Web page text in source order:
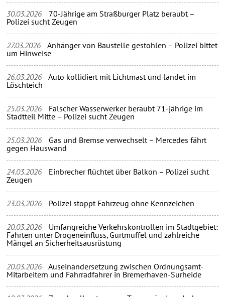
30.03.2026
70-Jährige am Straßburger Platz beraubt –
Polizei sucht Zeugen
27.03.2026
Anhänger von Baustelle gestohlen – Polizei bittet
um Hinweise
26.03.2026
Auto kollidiert mit Lichtmast und landet im
Löschteich
25.03.2026
Falscher Wasserwerker beraubt 71-jährige im
Stadtteil Mitte – Polizei sucht Zeugen
25.03.2026
Gas und Bremse verwechselt – Mercedes fährt
gegen Hauswand
24.03.2026
Einbrecher flüchtet über Balkon – Polizei sucht
Zeugen
23.03.2026 Polizei stoppt Fahrzeug ohne Kennzeichen
20.03.2026
Umfangreiche Verkehrskontrollen im Stadtgebiet:
Fahrten unter Drogeneinfluss, Gurtmuffel und zahlreiche
Mängel an Sicherheitsausrüstung
20.03.2026
Auseinandersetzung zwischen Ordnungsamt-
Mitarbeitern und Fahrradfahrer in Bremerhaven-Surheide